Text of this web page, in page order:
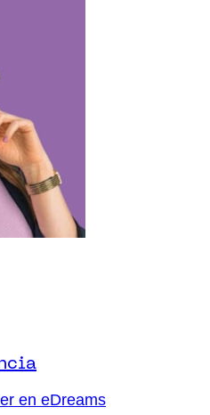
en eDreams